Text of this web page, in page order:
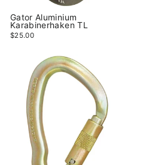
Gator Aluminium
Karabinerhaken TL
$25.00